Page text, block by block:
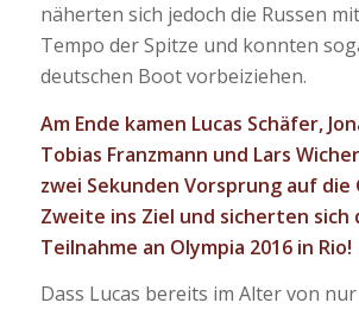
näherten sich jedoch die Russen
Tempo der Spitze und konnten
deutschen Boot vorbeiziehen.
Am Ende kamen Lucas Schäfer,
Tobias Franzmann und Lars
zwei Sekunden Vorsprung auf die
Zweite ins Ziel und sicherten sich
Teilnahme an Olympia 2016 in Rio!
Dass Lucas bereits im Alter von